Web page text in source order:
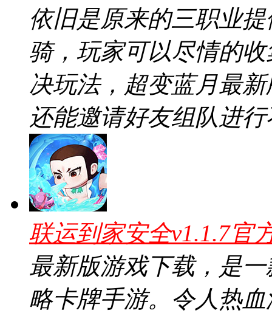
依旧是原来的三职业
骑，玩家可以尽情的
决玩法，超变蓝月最
还能邀请好友组队进
联运到家安全v1.1.7官
最新版游戏下载，是
略卡牌手游。令人热